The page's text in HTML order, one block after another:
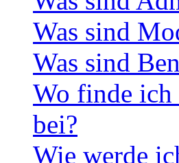
Was sind
Was sind
Wo finde ich
bei?
Wie werde